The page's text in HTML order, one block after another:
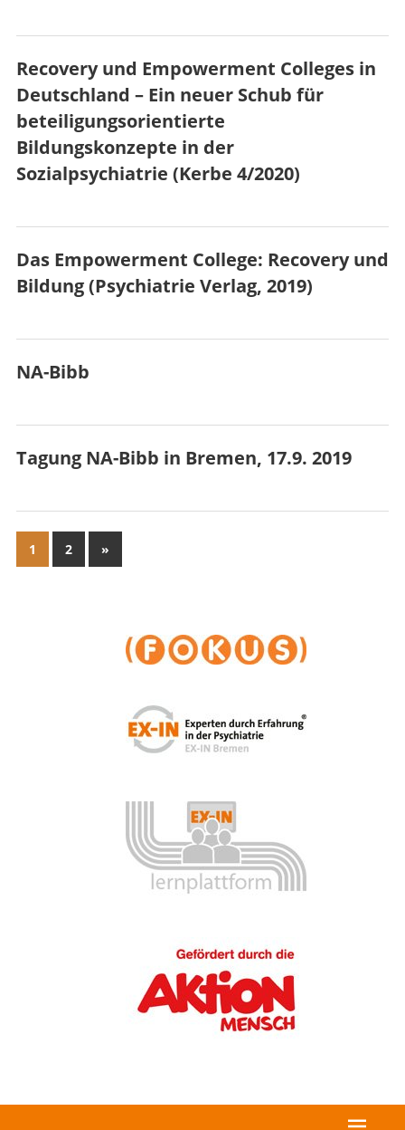
Recovery und Empowerment Colleges in
Deutschland – Ein neuer Schub für
beteiligungsorientierte
Bildungskonzepte in der
Sozialpsychiatrie (Kerbe 4/2020)
Das Empowerment College: Recovery und
Bildung (Psychiatrie Verlag, 2019)
NA-Bibb
Tagung NA-Bibb in Bremen, 17.9. 2019
Seitennummerierung
der
1 2
Nächste
Beiträge
»